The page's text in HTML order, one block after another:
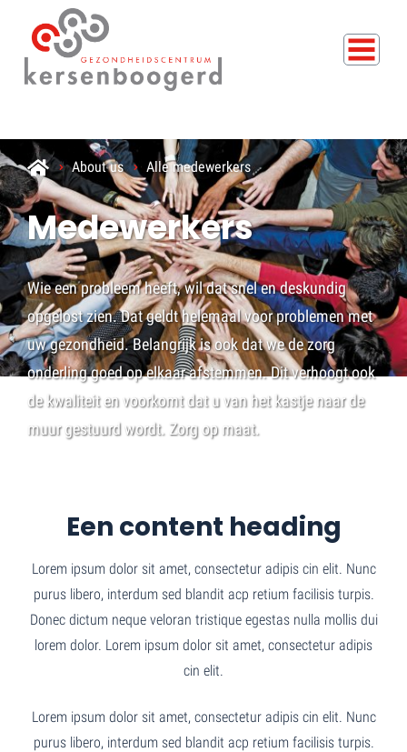
About us Alle medewerkers
Medewerkers
Wie een probleem heeft, wil dat snel en deskundig
opgelost zien. Dat geldt helemaal voor problemen met
uw gezondheid. Belangrijk is ook dat we de zorg
onderling goed op elkaar afstemmen. Dit verhoogt ook
de kwaliteit en voorkomt dat u van het kastje naar de
muur gestuurd wordt. Zorg op maat.
Een content heading
Lorem ipsum dolor sit amet, consectetur adipis cin elit. Nunc
purus libero, interdum sed blandit acp retium facilisis turpis.
Donec dictum neque veloran tristique egestas nulla mollis dui
lorem dolor. Lorem ipsum dolor sit amet, consectetur adipis
cin elit.
Lorem ipsum dolor sit amet, consectetur adipis cin elit. Nunc
purus libero, interdum sed blandit acp retium facilisis turpis.